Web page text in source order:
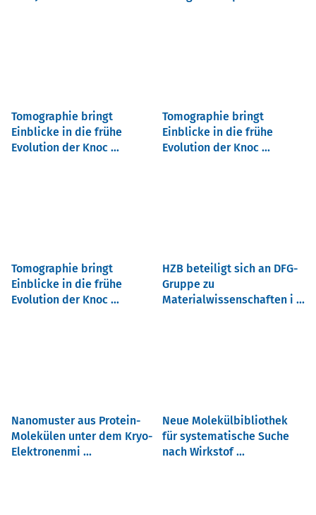
Tomographie bringt
Einblicke in die frühe
Evolution der Knoc ...
Tomographie bringt
Einblicke in die frühe
Evolution der Knoc ...
Tomographie bringt
Einblicke in die frühe
Evolution der Knoc ...
HZB beteiligt sich an DFG-
Gruppe zu
Materialwissenschaften i ...
Nanomuster aus Protein-
Molekülen unter dem Kryo-
Elektronenmi ...
Neue Molekülbibliothek
für systematische Suche
nach Wirkstof ...